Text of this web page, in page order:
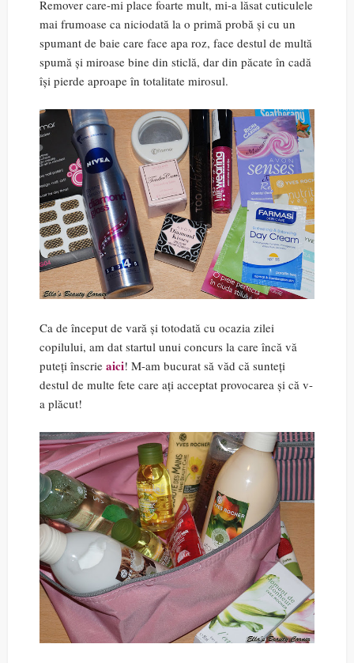
Remover care-mi place foarte mult, mi-a lăsat cuticulele
mai frumoase ca niciodată la o primă probă și cu un
spumant de baie care face apa roz, face destul de multă
spumă și miroase bine din sticlă, dar din păcate în cadă
își pierde aproape în totalitate mirosul.
Ca de început de vară și totodată cu ocazia zilei
copilului, am dat startul unui concurs la care încă vă
puteți înscrie aici! M-am bucurat să văd că sunteți
destul de multe fete care ați acceptat provocarea și că v-
a plăcut!